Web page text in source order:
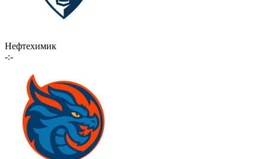
Нефтехимик
-:-